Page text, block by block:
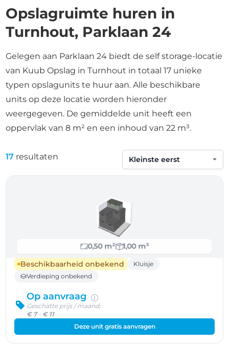
Opslagruimte huren in
Turnhout, Parklaan 24
Gelegen aan Parklaan 24 biedt de self storage-locatie
van Kuub Opslag in Turnhout in totaal 17 unieke
typen opslagunits te huur aan. Alle beschikbare
units op deze locatie worden hieronder
weergegeven. De gemiddelde unit heeft een
oppervlak van 8 m² en een inhoud van 22 m³.
17 resultaten
Sorteren op
0,50 m²
1,00 m³
Beschikbaarheid onbekend
Kluisje
Verdieping onbekend
Op aanvraag
Geschatte prijs / maand:
€ 7- € 11
Deze unit gratis aanvragen